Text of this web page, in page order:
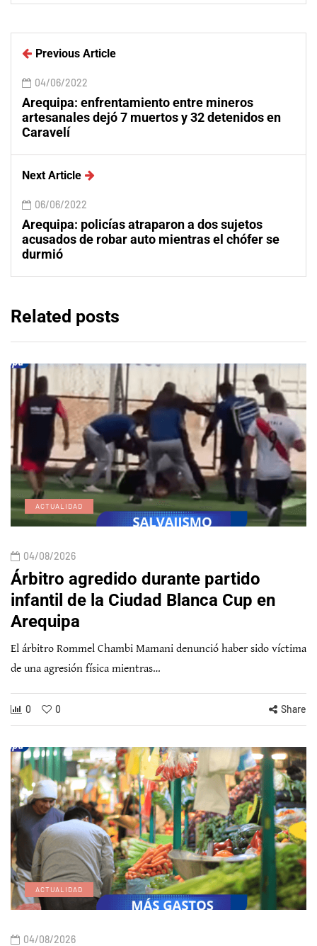
Previous Article
04/06/2022
Arequipa: enfrentamiento entre mineros
artesanales dejó 7 muertos y 32 detenidos en
Caravelí
Next Article
06/06/2022
Arequipa: policías atraparon a dos sujetos
acusados de robar auto mientras el chófer se
durmió
Related posts
ACTUALIDAD
04/08/2026
Árbitro agredido durante partido
infantil de la Ciudad Blanca Cup en
Arequipa
El árbitro Rommel Chambi Mamani denunció haber sido víctima
de una agresión física mientras…
0 0 Share
ACTUALIDAD
04/08/2026